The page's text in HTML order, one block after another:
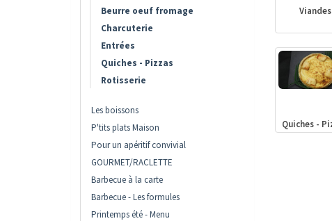
Beurre oeuf fromage
Charcuterie
Entrées
Quiches - Pizzas
Rotisserie
Les boissons
P'tits plats Maison
Pour un apéritif convivial
GOURMET/RACLETTE
Barbecue à la carte
Barbecue - Les formules
Printemps été - Menu
Viandes
Quiches -